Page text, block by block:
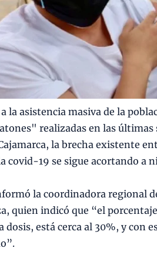
a la asistencia masiva de la
realizadas en las últimas
la brecha existente
covid-19 se sigue acortando a
la coordinadora regional
quien indicó que “el
dosis, está cerca al 30%, y con